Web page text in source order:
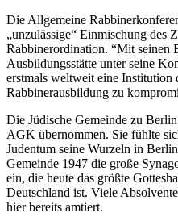
Die Allgemeine
„unzulässige“ Einmischung des
Rabbinerordination. “Mit seinen
Ausbildungsstätte unter seine
erstmals weltweit eine Institution
Rabbinerausbildung zu
Die Jüdische Gemeinde zu
AGK übernommen. Sie fühlte
Judentum seine Wurzeln in
Gemeinde 1947 die große
ein, die heute das größte
Deutschland ist. Viele
hier bereits amtiert.